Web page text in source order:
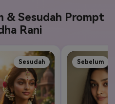
& Sesudah Prompt
Rani
Sesudah Sebelum